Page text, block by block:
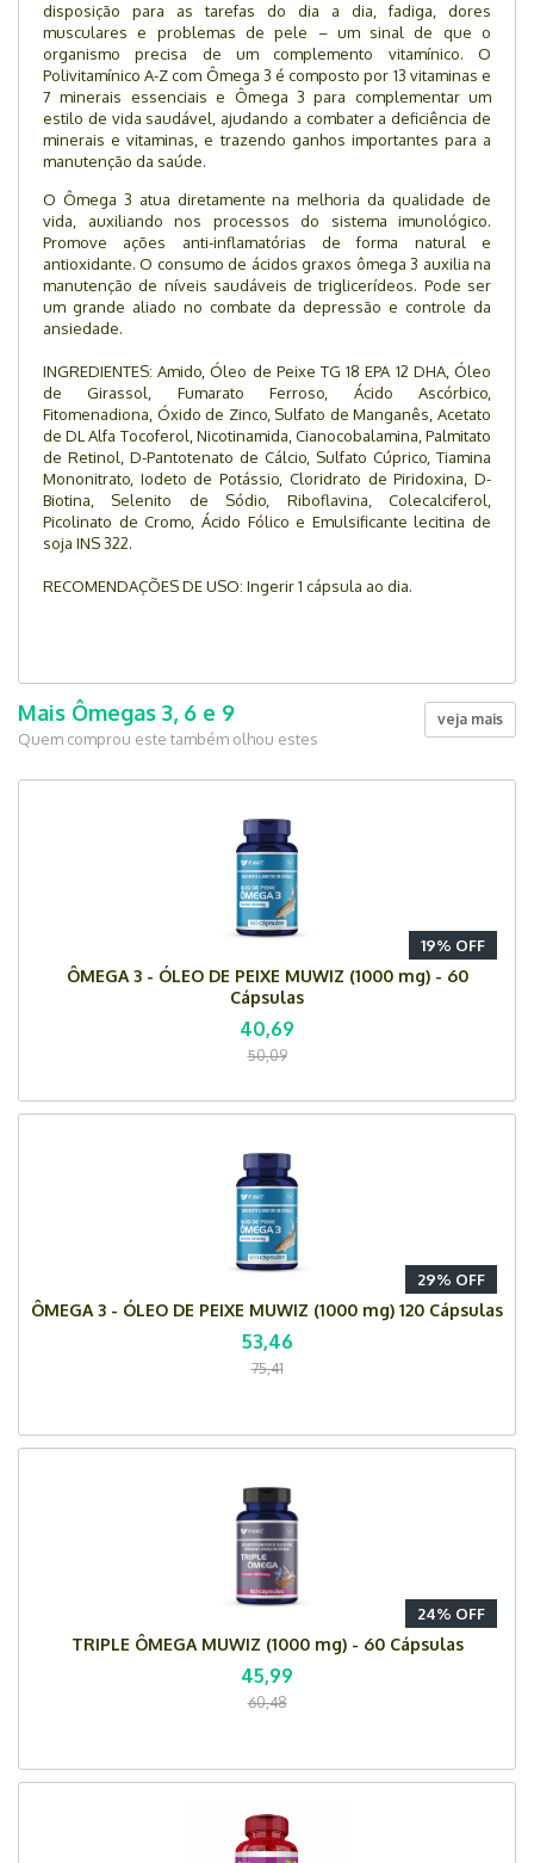
disposição para as tarefas do dia a dia, fadiga, dores
musculares e problemas de pele – um sinal de que o
organismo precisa de um complemento vitamínico. O
Polivitamínico A-Z com Ômega 3 é composto por 13 vitaminas e
7 minerais essenciais e Ômega 3 para complementar um
estilo de vida saudável, ajudando a combater a deficiência de
minerais e vitaminas, e trazendo ganhos importantes para a
manutenção da saúde.
O Ômega 3 atua diretamente na melhoria da qualidade de
vida, auxiliando nos processos do sistema imunológico.
Promove ações anti-inflamatórias de forma natural e
antioxidante. O consumo de ácidos graxos ômega 3 auxilia na
manutenção de níveis saudáveis de triglicerídeos. Pode ser
um grande aliado no combate da depressão e controle da
ansiedade.
INGREDIENTES: Amido, Óleo de Peixe TG 18 EPA 12 DHA, Óleo
de Girassol, Fumarato Ferroso, Ácido Ascórbico,
Fitomenadiona, Óxido de Zinco, Sulfato de Manganês, Acetato
de DL Alfa Tocoferol, Nicotinamida, Cianocobalamina, Palmitato
de Retinol, D-Pantotenato de Cálcio, Sulfato Cúprico, Tiamina
Mononitrato, Iodeto de Potássio, Cloridrato de Piridoxina, D-
Biotina, Selenito de Sódio, Riboflavina, Colecalciferol,
Picolinato de Cromo, Ácido Fólico e Emulsificante lecitina de
soja INS 322.
RECOMENDAÇÕES DE USO: Ingerir 1 cápsula ao dia.
veja mais
Mais Ômegas 3, 6 e 9
Quem comprou este também olhou estes
19% OFF
ÔMEGA 3 - ÓLEO DE PEIXE MUWIZ (1000 mg) - 60
Cápsulas
40,69
50,09
29% OFF
ÔMEGA 3 - ÓLEO DE PEIXE MUWIZ (1000 mg) 120 Cápsulas
53,46
75,41
24% OFF
TRIPLE ÔMEGA MUWIZ (1000 mg) - 60 Cápsulas
45,99
60,48